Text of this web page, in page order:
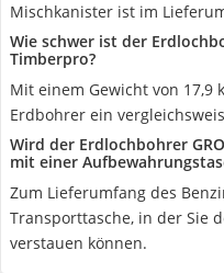
Mischkanister ist im
Wie schwer ist der
Timberpro?
Mit einem Gewicht von
Erdbohrer ein
Wird der Erdlochbohrer
mit einer
Zum Lieferumfang des
Transporttasche, in der Sie
verstauen können.